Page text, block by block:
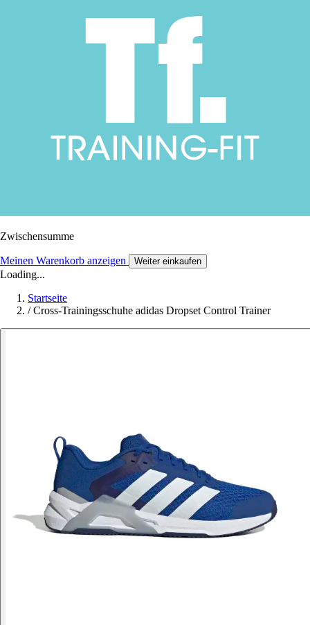
Zwischensumme
Meinen Warenkorb anzeigen Weiter einkaufen
Loading...
Startseite
/ Cross-Trainingsschuhe adidas Dropset Control Trainer